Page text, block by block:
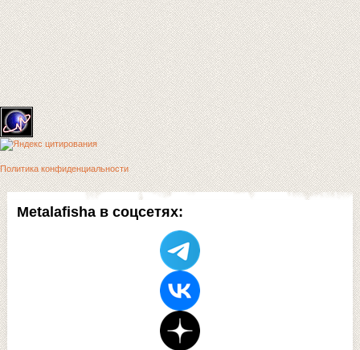
Metalafisha в соцсетях:
Политика конфиденциальности